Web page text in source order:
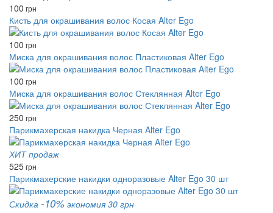
100 грн
Кисть для окрашивания волос Косая Alter Ego
100 грн
Миска для окрашивания волос Пластиковая Alter Ego
100 грн
Миска для окрашивания волос Стеклянная Alter Ego
250 грн
Парикмахерская накидка Черная Alter Ego
ХИТ продаж
525грн
Парикмахерские накидки одноразовые Alter Ego 30 шт
Скидка -10% экономия 30 грн